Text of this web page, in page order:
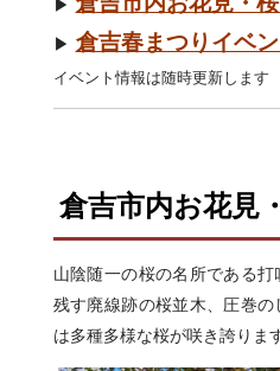
▶︎
▶︎ 倉吉春まつりイベ
イベント情報は随時更新します
倉吉市内お花見
山陰随一の桜の名所である
残す廃線跡の桜並木、圧巻
は多種多様な桜が咲き誇ります